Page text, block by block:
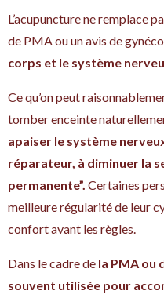
L’acupuncture ne remplace
de PMA ou un avis de
corps et le système
Ce qu’on peut
tomber enceinte
apaiser le système
réparateur, à diminuer la
permanente”. Certaines
meilleure régularité de leur
confort avant les règles.
Dans le cadre de la PMA ou
souvent utilisée pour